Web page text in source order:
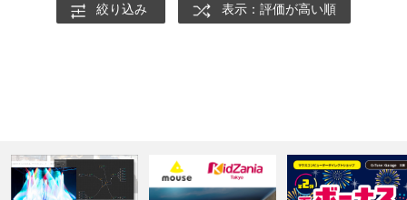
絞り込み 表示：評価が高い順